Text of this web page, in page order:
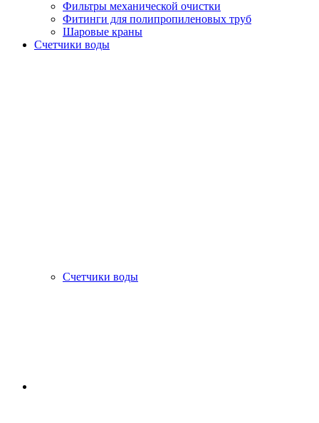
Фильтры механической очистки
Фитинги для полипропиленовых труб
Шаровые краны
Счетчики воды
Счетчики воды